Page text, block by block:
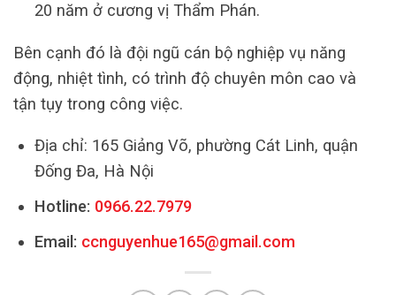
20 năm ở cương vị Thẩm Phán.
Bên cạnh đó là đội ngũ cán bộ nghiệp vụ năng
động, nhiệt tình, có trình độ chuyên môn cao và
tận tụy trong công việc.
Địa chỉ: 165 Giảng Võ, phường Cát Linh, quận
Đống Đa, Hà Nội
Hotline: 0966.22.7979
Email: ccnguyenhue165@gmail.com